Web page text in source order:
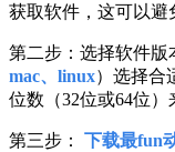
获取软件，这可以避
第二步：选择软件版
mac、linux）选择合
位数（32位或64位）
第三步： 下载最fun